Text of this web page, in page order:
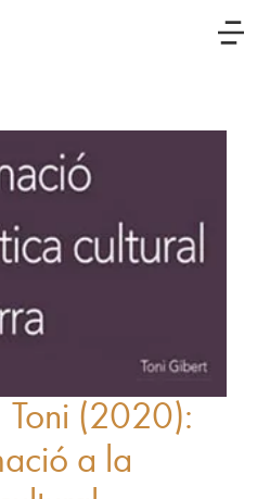
Toni (2020):
a la